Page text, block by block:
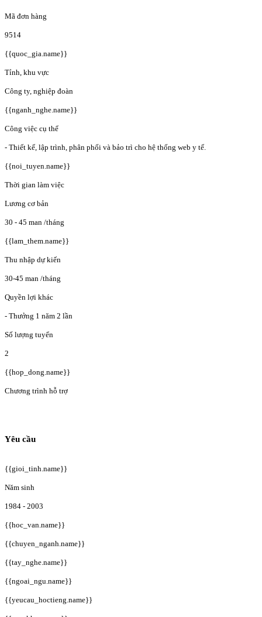
Mã đơn hàng
9514
{{quoc_gia.name}}
Tỉnh, khu vực
Công ty, nghiệp đoàn
{{nganh_nghe.name}}
Công việc cụ thể
- Thiết kế, lập trình, phân phối và bảo trì cho hệ thống web y tế.
{{noi_tuyen.name}}
Thời gian làm việc
Lương cơ bản
30 - 45 man /tháng
{{lam_them.name}}
Thu nhập dự kiến
30-45 man /tháng
Quyền lợi khác
- Thưởng 1 năm 2 lần
Số lượng tuyển
2
{{hop_dong.name}}
Chương trình hỗ trợ
Yêu cầu
{{gioi_tinh.name}}
Năm sinh
1984 - 2003
{{hoc_van.name}}
{{chuyen_nganh.name}}
{{tay_nghe.name}}
{{ngoai_ngu.name}}
{{yeucau_hoctieng.name}}